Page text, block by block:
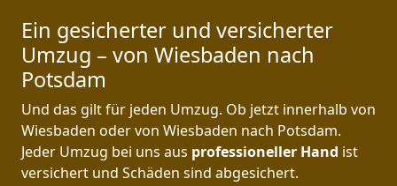
Ein gesicherter und versicherter
Umzug – von Wiesbaden nach
Potsdam
Und das gilt für jeden Umzug. Ob jetzt innerhalb von
Wiesbaden oder von Wiesbaden nach Potsdam.
Jeder Umzug bei uns aus professioneller Hand ist
versichert und Schäden sind abgesichert.